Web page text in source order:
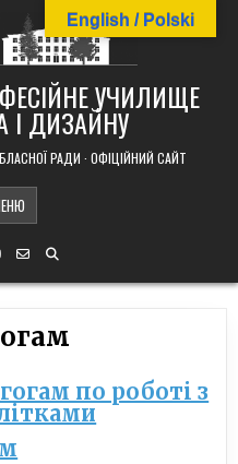
УЧИЛИЩЕ
І ДИЗАЙНУ
РАДИ · ОФІЦІЙНИЙ САЙТ
по роботі з
English / Polski